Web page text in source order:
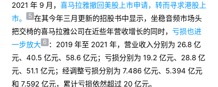
2021 年 9 月， 喜马拉雅撤回美股上市申请，转而寻求港股上
市。
5 在其今年三月更新的招股书中显示，坐稳音频市场头
把交椅的喜马拉雅公司在近些年营收增长的同时， 亏损也进
一步放大 6 ：2019 年至 2021 年，营业收入分别为 26.8 亿
元、40.5 亿元、58.6 亿元；亏损分别为 19.2 亿元、28.8 亿
元、51.1 亿元；经调整亏损分别为 7.486 亿元、5.394 亿元
和 7.592 亿元，累计亏损依然超过 20 亿元。